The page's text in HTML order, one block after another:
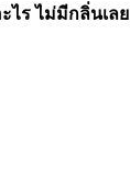
ไร ไม่มีกลิ่นเลย